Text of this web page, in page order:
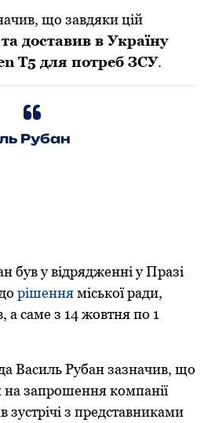
що завдяки цій
доставив в Україну
T5 для потреб ЗCУ.
Рубан
був у відрядженні у Празі
рішенняміської ради,
а саме з 14 жовтня по 1
Василь Рубан зазначив, що
на запрошення компанії
з представниками